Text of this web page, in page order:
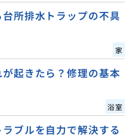
所排水トラップの不具
家
起きたら？修理の基本
浴室
ブルを自力で解決する